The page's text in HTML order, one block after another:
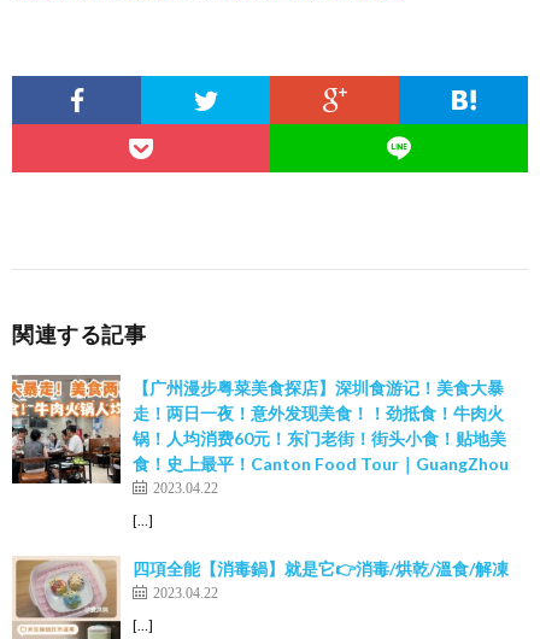
関連する記事
【广州漫步粤菜美食探店】深圳食游记！美食大暴
走！两日一夜！意外发现美食！！劲抵食！牛肉火
锅！人均消费60元！东门老街！街头小食！贴地美
食！史上最平！Canton Food Tour｜GuangZhou
2023.04.22
[…]
四項全能【消毒鍋】就是它👉消毒/烘乾/溫食/解凍
2023.04.22
[…]